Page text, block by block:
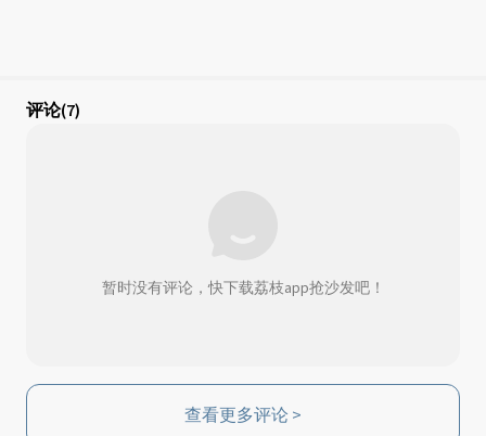
评论(7)
暂时没有评论，快下载荔枝app抢沙发吧！
查看更多评论 >